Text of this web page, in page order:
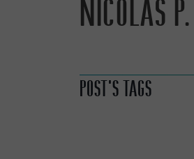
NICOLAS P.
POST'S TAGS